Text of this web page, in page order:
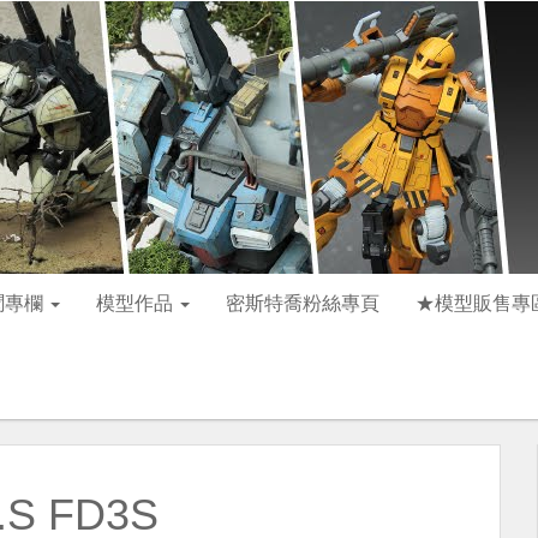
專欄 模型作品 密斯特喬粉絲專頁 ★模型販售專
FD3S